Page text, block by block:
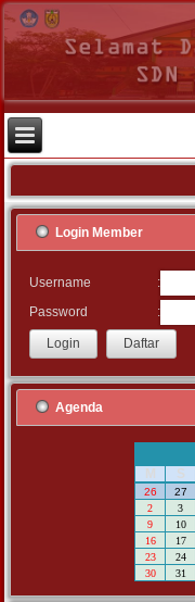
Login Member
Username
:
Password
:
Agenda
M
S
26 27
2
3
9
10
16
17
23
24
30
31